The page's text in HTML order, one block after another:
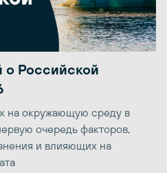
о Российской
на окружающую среду в
очередь факторов,
и влияющих на